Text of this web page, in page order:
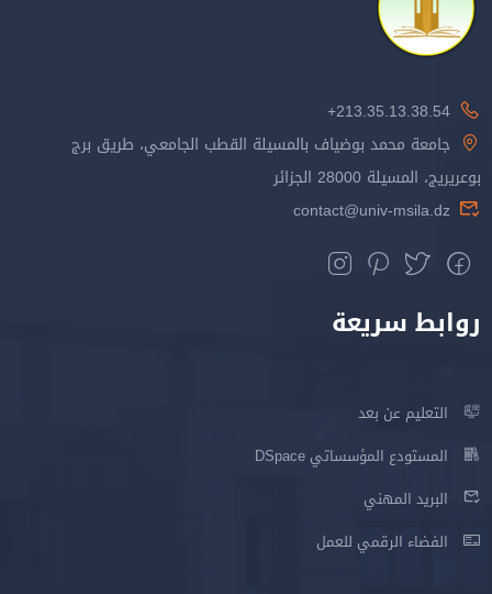
213.35.13.38.54+
جامعة محمد بوضياف بالمسيلة القطب الجامعي، طريق برج
بوعريريج، المسيلة 28000 الجزائر
contact@univ-msila.dz
روابط سريعة
التعليم عن بعد
المستودع المؤسساتي DSpace
البريد المهني
الفضاء الرقمي للعمل